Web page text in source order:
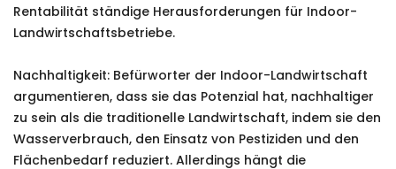
Rentabilität ständige Herausforderungen für Indoor-
Landwirtschaftsbetriebe.
Nachhaltigkeit: Befürworter der Indoor-Landwirtschaft
argumentieren, dass sie das Potenzial hat, nachhaltiger
zu sein als die traditionelle Landwirtschaft, indem sie den
Wasserverbrauch, den Einsatz von Pestiziden und den
Flächenbedarf reduziert. Allerdings hängt die